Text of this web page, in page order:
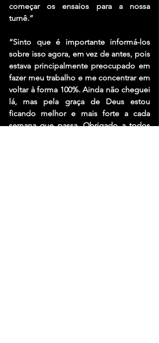
começar os ensaios para a nossa
turnê.”
“Sinto que é importante informá-los
sobre isso agora, em vez de antes, pois
estava principalmente preocupado em
fazer meu trabalho e me concentrar em
voltar à forma 100%. Ainda não cheguei
lá, mas pela graça de Deus estou
ficando melhor e mais forte a cada
semana que passa. Obrigado a todos